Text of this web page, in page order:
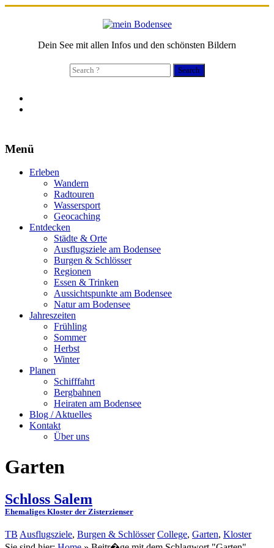
Dein See mit allen Infos und den schönsten Bildern
Search
for:
Menü
Erleben
Wandern
Radtouren
Wassersport
Geocaching
Entdecken
Städte & Orte
Ausflugsziele am Bodensee
Burgen & Schlösser
Regionen
Essen & Trinken
Aussichtspunkte am Bodensee
Natur am Bodensee
Jahreszeiten
Frühling
Sommer
Herbst
Winter
Planen
Schifffahrt
Bergbahnen
Heiraten am Bodensee
Blog / Aktuelles
Kontakt
Über uns
Garten
Schloss Salem
Ehemaliges Kloster der Zisterzienser
TB Ausflugsziele, Burgen & Schlösser College, Garten, Kloster